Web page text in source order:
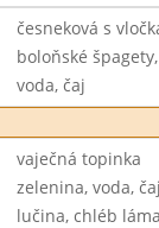
česneková s
boloňské
voda, čaj
vaječná topinka
zelenina, voda,
lučina, chléb